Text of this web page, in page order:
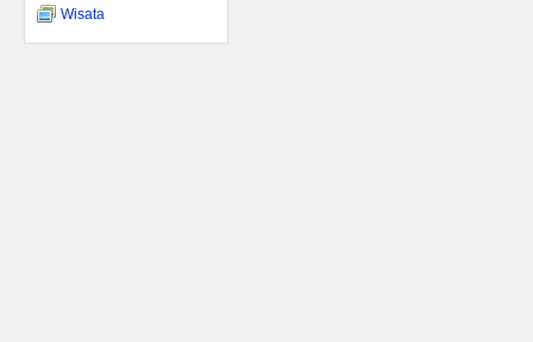
Wisata